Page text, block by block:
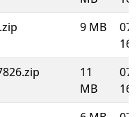
9 MB
11
MB